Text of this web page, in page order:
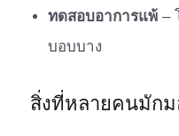
ทดสอบอาการแพ้ –
บอบบาง
สิ่งที่หลายคนมักม